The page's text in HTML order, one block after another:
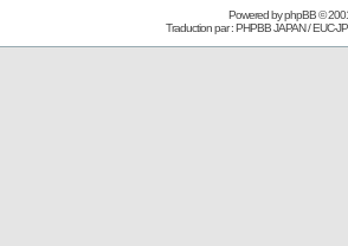
Powered byphpBB©
Traduction par : PHPBB JAPAN / EUC-